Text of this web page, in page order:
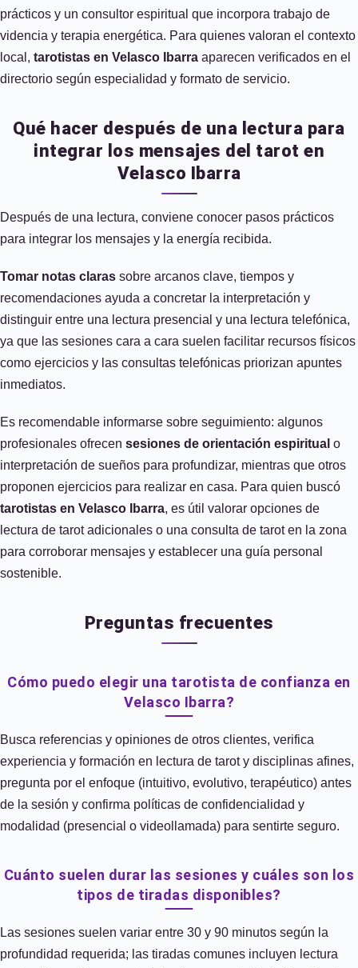
prácticos y un consultor espiritual que incorpora trabajo de
videncia y terapia energética. Para quienes valoran el contexto
local, tarotistas en Velasco Ibarra aparecen verificados en el
directorio según especialidad y formato de servicio.
Qué hacer después de una lectura para
integrar los mensajes del tarot en
Velasco Ibarra
Después de una lectura, conviene conocer pasos prácticos
para integrar los mensajes y la energía recibida.
Tomar notas claras sobre arcanos clave, tiempos y
recomendaciones ayuda a concretar la interpretación y
distinguir entre una lectura presencial y una lectura telefónica,
ya que las sesiones cara a cara suelen facilitar recursos físicos
como ejercicios y las consultas telefónicas priorizan apuntes
inmediatos.
Es recomendable informarse sobre seguimiento: algunos
profesionales ofrecen sesiones de orientación espiritual o
interpretación de sueños para profundizar, mientras que otros
proponen ejercicios para realizar en casa. Para quien buscó
tarotistas en Velasco Ibarra, es útil valorar opciones de
lectura de tarot adicionales o una consulta de tarot en la zona
para corroborar mensajes y establecer una guía personal
sostenible.
Preguntas frecuentes
Cómo puedo elegir una tarotista de confianza en
Velasco Ibarra?
Busca referencias y opiniones de otros clientes, verifica
experiencia y formación en lectura de tarot y disciplinas afines,
pregunta por el enfoque (intuitivo, evolutivo, terapéutico) antes
de la sesión y confirma políticas de confidencialidad y
modalidad (presencial o videollamada) para sentirte seguro.
Cuánto suelen durar las sesiones y cuáles son los
tipos de tiradas disponibles?
Las sesiones suelen variar entre 30 y 90 minutos según la
profundidad requerida; las tiradas comunes incluyen lectura